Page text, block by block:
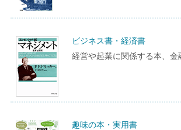
ビジネス書・経済書
経営や起業に関係する本、金
趣味の本・実用書